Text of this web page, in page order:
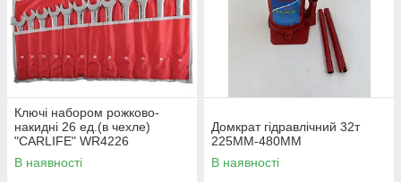
Ключі набором рожково-
накидні 26 ед.(в чехле)
"CARLIFE" WR4226
В наявності
Домкрат гідравлічний 32т
225MM-480MM
В наявності